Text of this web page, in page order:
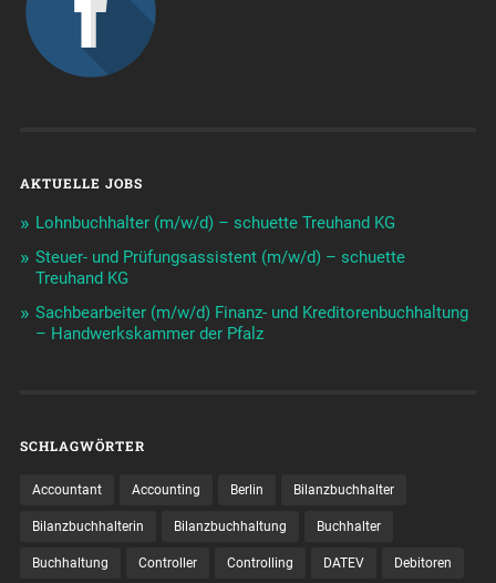
AKTUELLE JOBS
Lohnbuchhalter (m/w/d) – schuette Treuhand KG
Steuer- und Prüfungsassistent (m/w/d) – schuette
Treuhand KG
Sachbearbeiter (m/w/d) Finanz- und Kreditorenbuchhaltung
– Handwerkskammer der Pfalz
SCHLAGWÖRTER
Accountant Accounting Berlin Bilanzbuchhalter
Bilanzbuchhalterin Bilanzbuchhaltung Buchhalter
Buchhaltung Controller Controlling DATEV Debitoren